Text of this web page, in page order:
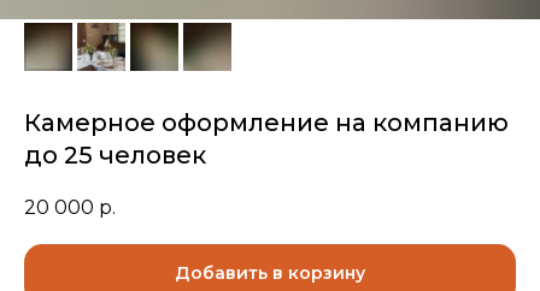
Камерное оформление на компанию
до 25 человек
20 000 р.
Добавить в корзину